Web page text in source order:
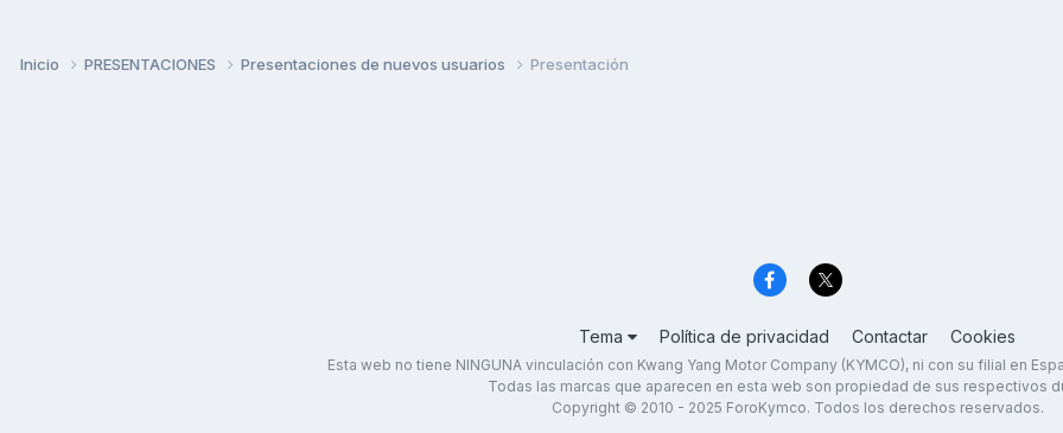
Inicio PRESENTACIONES Presentaciones de nuevos usuarios Presentación
Tema Política de privacidad Contactar Cookies
Esta web no tiene NINGUNA vinculación con Kwang Yang Motor Company (KYMCO), ni con su filial en
Todas las marcas que aparecen en esta web son propiedad de sus respectivos
Copyright © 2010 - 2025 ForoKymco. Todos los derechos reservados.